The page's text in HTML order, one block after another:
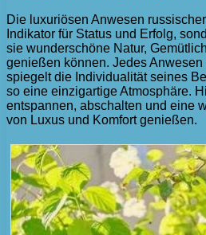
Die luxuriösen Anwesen
Indikator für Status und Erfolg,
sie wunderschöne Natur,
genießen können. Jedes Anwesen
spiegelt die Individualität seines
so eine einzigartige Atmosphäre.
entspannen, abschalten und eine
von Luxus und Komfort genießen.